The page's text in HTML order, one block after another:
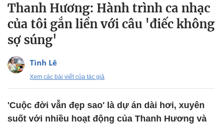
Thanh Hương: Hành trình ca nhạc
của tôi gắn liền với câu 'điếc không
sợ súng'
Tình Lê
Xem các bài viết của tác giả
'Cuộc đời vẫn đẹp sao' là dự án dài hơi, xuyên
suốt với nhiều hoạt động của Thanh Hương và